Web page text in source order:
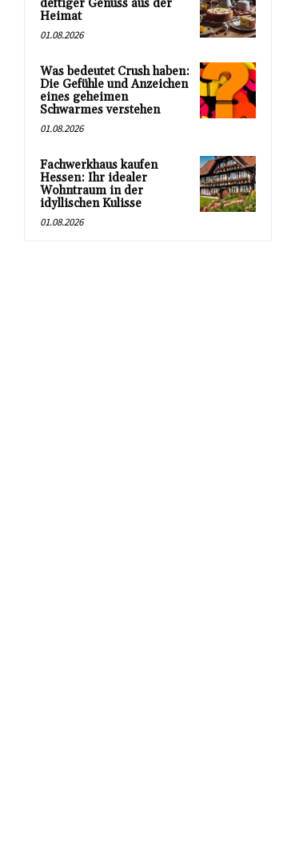
deftiger Genuss aus der
Heimat
01.08.2026
Was bedeutet Crush haben:
Die Gefühle und Anzeichen
eines geheimen
Schwarmes verstehen
01.08.2026
Fachwerkhaus kaufen
Hessen: Ihr idealer
Wohntraum in der
idyllischen Kulisse
01.08.2026